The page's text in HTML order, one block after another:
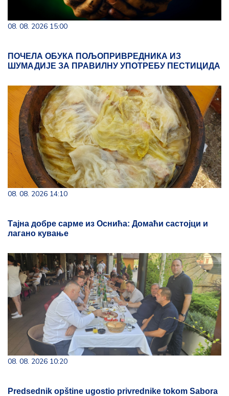
08. 08. 2026 15:00
ПОЧЕЛА ОБУКА ПОЉОПРИВРЕДНИКА ИЗ
ШУМАДИЈЕ ЗА ПРАВИЛНУ УПОТРЕБУ ПЕСТИЦИДА
08. 08. 2026 14:10
Тајна добре сарме из Оснића: Домаћи састојци и
лагано кување
08. 08. 2026 10:20
Predsednik opštine ugostio privrednike tokom Sabora